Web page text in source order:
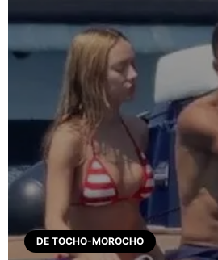
DE TOCHO-MOROCHO